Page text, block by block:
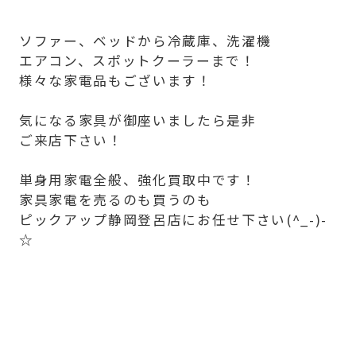
ソファー、ベッドから冷蔵庫、洗濯機
エアコン、スポットクーラーまで！
様々な家電品もございます！
気になる家具が御座いましたら是非
ご来店下さい！
単身用家電全般、強化買取中です！
家具家電を売るのも買うのも
ピックアップ静岡登呂店にお任せ下さい(^_-)-
☆